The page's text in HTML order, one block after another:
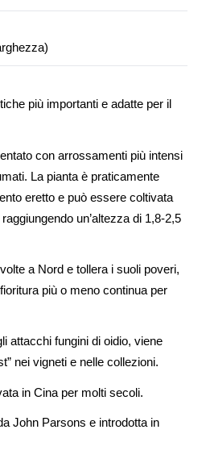
più importanti e adatte per il
con arrossamenti più intensi
La pianta è praticamente
eretto e può essere coltivata
un’altezza di 1,8-2,5
a Nord e tollera i suoli poveri,
più o meno continua per
attacchi fungini di oidio, viene
nei vigneti e nelle collezioni.
in Cina per molti secoli.
John Parsons e introdotta in